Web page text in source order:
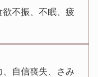
不振、不眠、疲
自信喪失、さみ